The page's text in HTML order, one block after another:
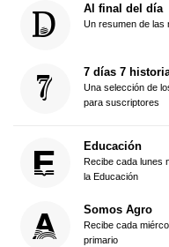
Al final del día
Un resumen de las
7 días 7
Una selección de
para suscriptores
Educación
Recibe cada lunes
la Educación
Somos Agro
Recibe cada
primario